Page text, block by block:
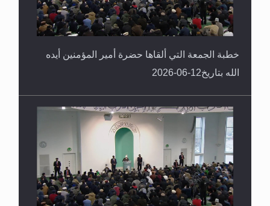
خطبة الجمعة التي ألقاها حضرة أمير المؤمنين أيده
الله بتاريخ12-06-2026